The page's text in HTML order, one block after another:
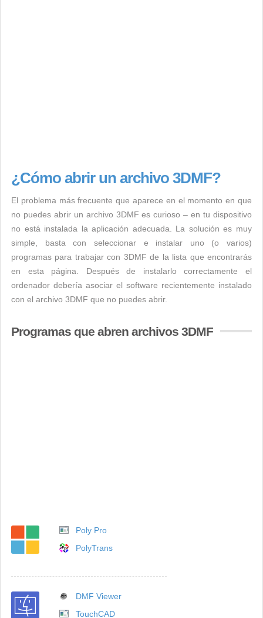
¿Cómo abrir un archivo 3DMF?
El problema más frecuente que aparece en el momento en que
no puedes abrir un archivo 3DMF es curioso – en tu dispositivo
no está instalada la aplicación adecuada. La solución es muy
simple, basta con seleccionar e instalar uno (o varios)
programas para trabajar con 3DMF de la lista que encontrarás
en esta página. Después de instalarlo correctamente el
ordenador debería asociar el software recientemente instalado
con el archivo 3DMF que no puedes abrir.
Programas que abren archivos 3DMF
Poly Pro
PolyTrans
DMF Viewer
TouchCAD